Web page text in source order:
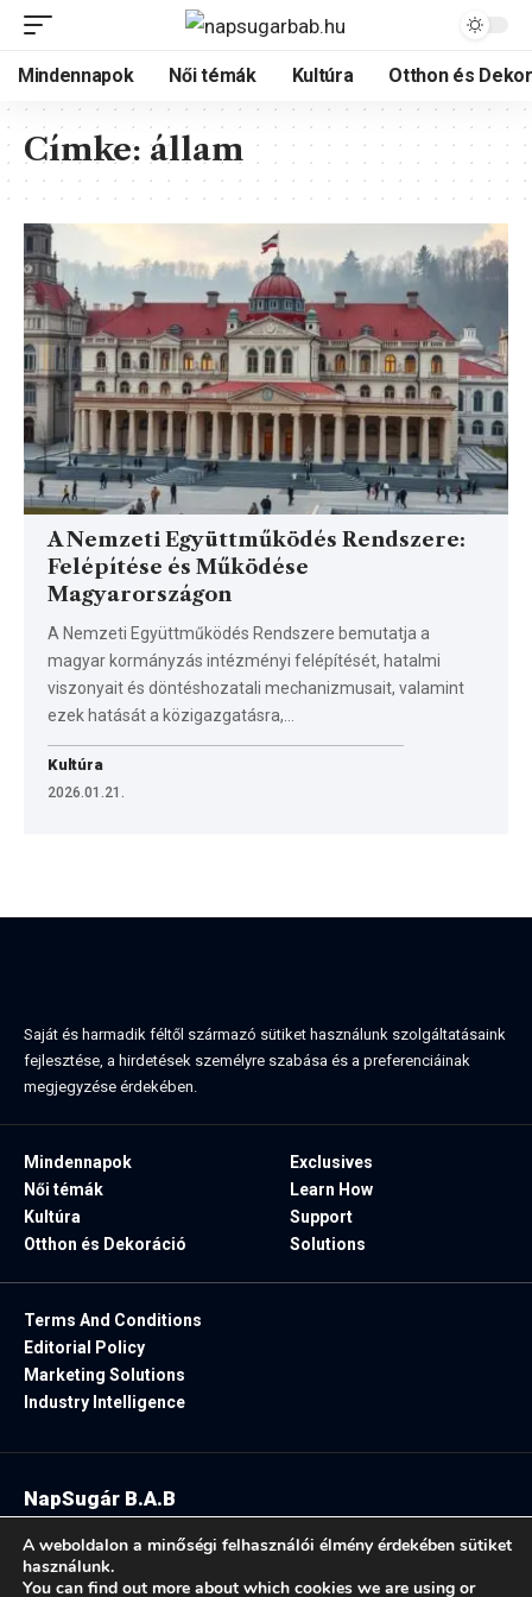
Mindennapok Női témák Kultúra Otthon és
Címke: állam
A Nemzeti Együttműködés Rendszere:
Felépítése és Működése
Magyarországon
A Nemzeti Együttműködés Rendszere bemutatja a
magyar kormányzás intézményi felépítését, hatalmi
viszonyait és döntéshozatali mechanizmusait, valamint
ezek hatását a közigazgatásra,…
Kultúra
2026.01.21.
Saját és harmadik féltől származó sütiket használunk szolgáltatásaink
fejlesztése, a hirdetések személyre szabása és a preferenciáinak
megjegyzése érdekében.
Mindennapok
Női témák
Kultúra
Otthon és Dekoráció
Exclusives
Learn How
Support
Solutions
Terms And Conditions
Editorial Policy
Marketing Solutions
Industry Intelligence
NapSugár B.A.B
A weboldalon a minőségi felhasználói élmény érdekében sütiket
használunk.
You can find out more about which cookies we are using or